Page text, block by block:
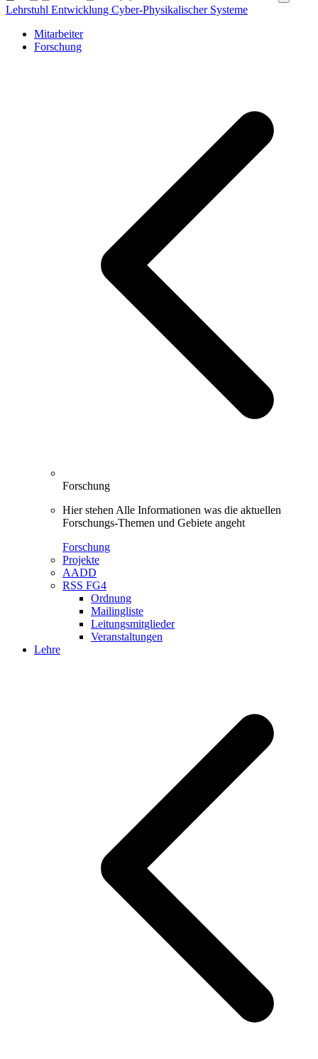
Lehrstuhl Entwicklung Cyber-Physikalischer Systeme
Mitarbeiter
Forschung
Forschung
Hier stehen Alle Informationen was die aktuellen
Forschungs-Themen und Gebiete angeht
Forschung
Projekte
AADD
RSS FG4
Ordnung
Mailingliste
Leitungsmitglieder
Veranstaltungen
Lehre